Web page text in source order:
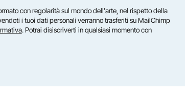
con regolarità sul mondo dell'arte, nel rispetto della
i tuoi dati personali verranno trasferiti su MailChimp
. Potrai disiscriverti in qualsiasi momento con